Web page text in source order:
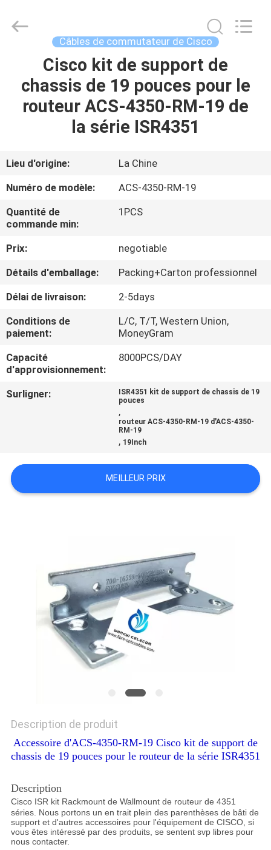
MAISON
PRODUITS
SUJET
DE
NOUS
VISITE
D'USINE
CONTRÔLE
DE
QUALITÉ
PLAN
DU
PRIVACY
POLICY
WanyYi Telecom Tech Co.,Limited.
Câbles de commutateur de Cisco
Cisco kit de support de
chassis de 19 pouces pour le
routeur ACS-4350-RM-19 de
la série ISR4351
Lieu d'origine:
La Chine
Numéro de modèle:
ACS-4350-RM-19
Quantité de
commande min:
1PCS
Prix:
negotiable
Détails d'emballage:
Packing+Carton professionnel
Délai de livraison:
2-5days
Conditions de
paiement:
L/C, T/T, Western Union,
MoneyGram
Capacité
d'approvisionnement:
8000PCS/DAY
Surligner:
ISR4351 kit de support de chassis de 19
pouces
,
routeur ACS-4350-RM-19 d'ACS-4350-
RM-19
, 19Inch
MEILLEUR PRIX
Description de produit
Accessoire d'ACS-4350-RM-19 Cisco kit de support de
chassis de 19 pouces pour le routeur de la série ISR4351
Description
Cisco ISR kit Rackmount de Wallmount de routeur de 4351
séries. Nous portons un en trait plein des parenthèses de bâti de
support et d'autres accessoires pour l'équipement de CISCO, si
vous êtes intéressé par des produits, se sentent svp libres pour
nous contacter.